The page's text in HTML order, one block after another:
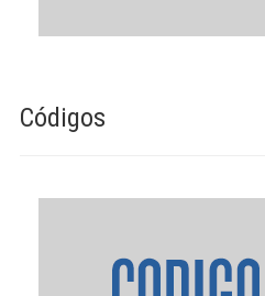
Códigos